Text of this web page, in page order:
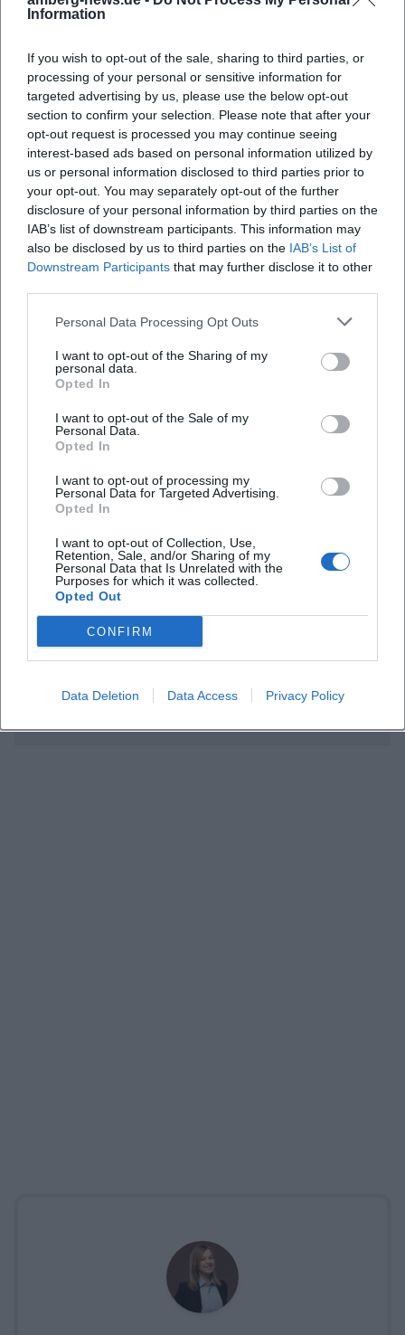
Information
If you wish to opt-out of the sale, sharing to third parties, or
processing of your personal or sensitive information for
targeted advertising by us, please use the below opt-out
section to confirm your selection. Please note that after your
opt-out request is processed you may continue seeing
interest-based ads based on personal information utilized by
us or personal information disclosed to third parties prior to
your opt-out. You may separately opt-out of the further
disclosure of your personal information by third parties on the
IAB’s list of downstream participants. This information may
also be disclosed by us to third parties on the IAB’s List of
Downstream Participants that may further disclose it to other
Personal Data Processing Opt Outs
I want to opt-out of the Sharing of my
personal data.
Opted In
I want to opt-out of the Sale of my
Personal Data.
Opted In
I want to opt-out of processing my
Personal Data for Targeted Advertising.
Opted In
I want to opt-out of Collection, Use,
Retention, Sale, and/or Sharing of my
Personal Data that Is Unrelated with the
Purposes for which it was collected.
Opted Out
CONFIRM
Data Deletion Data Access Privacy Policy
Map unavailable
Open in Google Maps
Häufig gestellte Fragen
Wie lange dauert die Veranstaltung
Gibt es eine Preisangabe
Ist der Weg kinderwagentauglich
Was sollten Familien mitbringen